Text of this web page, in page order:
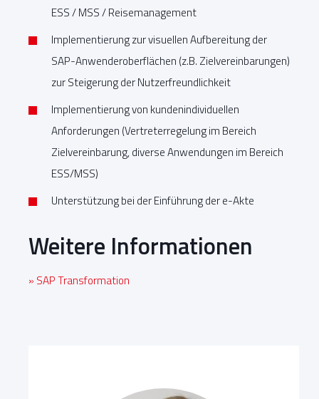
ESS / MSS / Reisemanagement
Implementierung zur visuellen Aufbereitung der
SAP-Anwenderoberflächen (z.B. Zielvereinbarungen)
zur Steigerung der Nutzerfreundlichkeit
Implementierung von kundenindividuellen
Anforderungen (Vertreterregelung im Bereich
Zielvereinbarung, diverse Anwendungen im Bereich
ESS/MSS)
Unterstützung bei der Einführung der e-Akte
Weitere Informationen
» SAP Transformation